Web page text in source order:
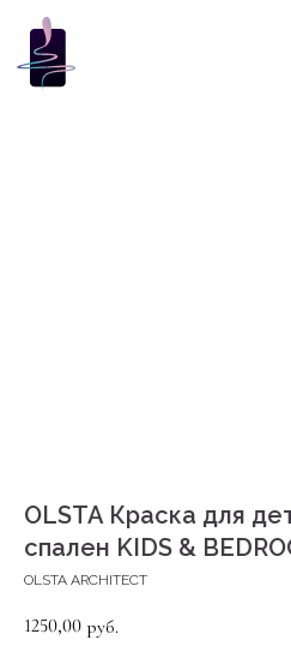
OLSTA Краска для
спален KIDS &
OLSTA ARCHITECT
1250,00 руб.